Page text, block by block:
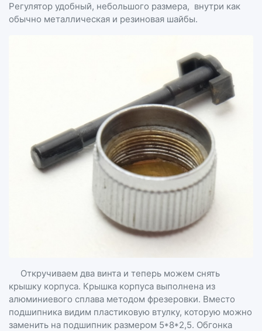
Регулятор удобный, небольшого размера, внутри как
обычно металлическая и резиновая шайбы.
Откручиваем два винта и теперь можем снять
крышку корпуса. Крышка корпуса выполнена из
алюминиевого сплава методом фрезеровки. Вместо
подшипника видим пластиковую втулку, которую можно
заменить на подшипник размером 5*8*2,5. Обгонка